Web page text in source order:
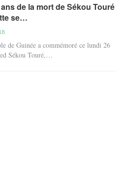
de la mort de Sékou Touré
se…
de Guinée a commémoré ce lundi 26
Sékou Touré,…